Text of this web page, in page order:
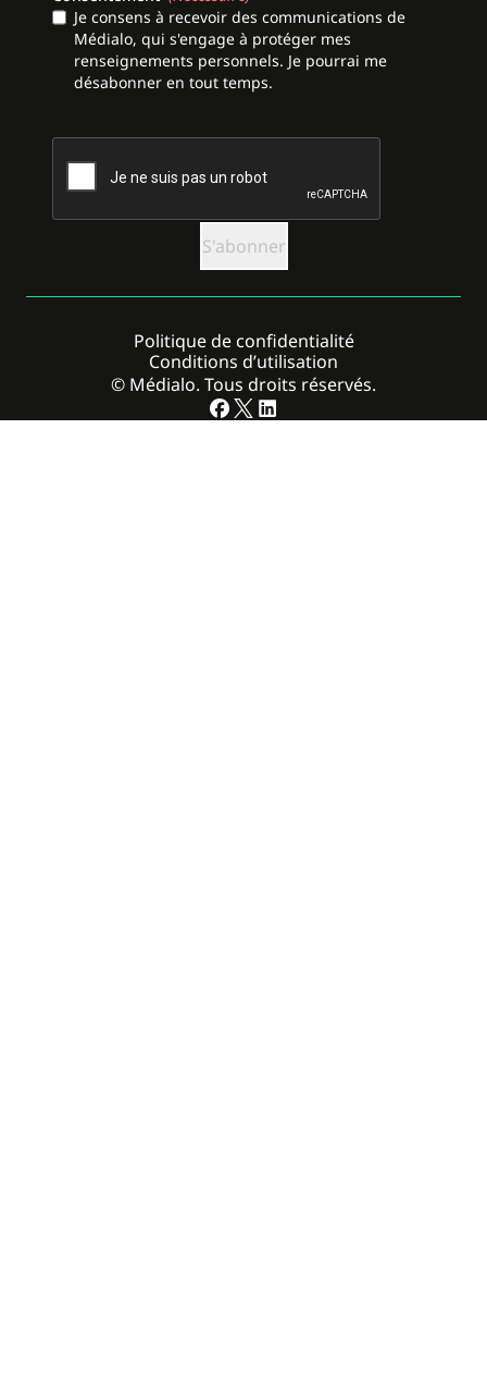
Je consens à recevoir des communications de
Médialo, qui s'engage à protéger mes
renseignements personnels. Je pourrai me
désabonner en tout temps.
© Médialo. Tous droits réservés.
Politique de confidentialité
Conditions d’utilisation